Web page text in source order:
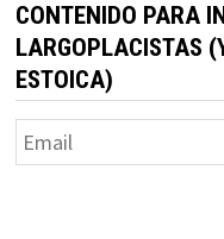
CONTENIDO PARA
LARGOPLACISTAS
ESTOICA)